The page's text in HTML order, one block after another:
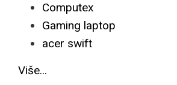
Computex
Gaming laptop
acer swift
Više...